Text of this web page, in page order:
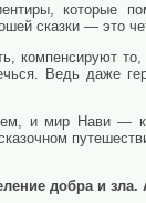
которые
сказки — это
компенсируют
Ведь даже
и мир Нави —
добра и зла.